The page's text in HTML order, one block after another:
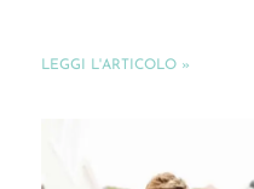
LEGGI L'ARTICOLO »